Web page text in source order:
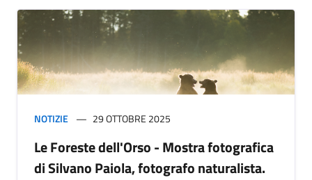
NOTIZIE 29 OTTOBRE 2025
Le Foreste dell'Orso - Mostra fotografica
di Silvano Paiola, fotografo naturalista.